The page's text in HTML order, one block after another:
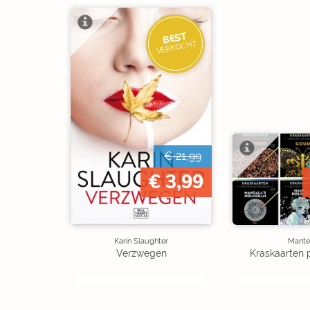
BEST
VERKOCHT
€ 21,99
€ 3,99
Karin Slaughter
Verzwegen Kraskaarten